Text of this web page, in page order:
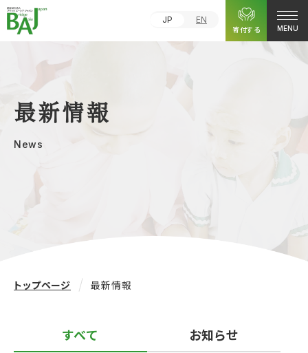
JP
EN
寄付する
MENU
最新情報
News
トップページ 最新情報
すべて
お知らせ